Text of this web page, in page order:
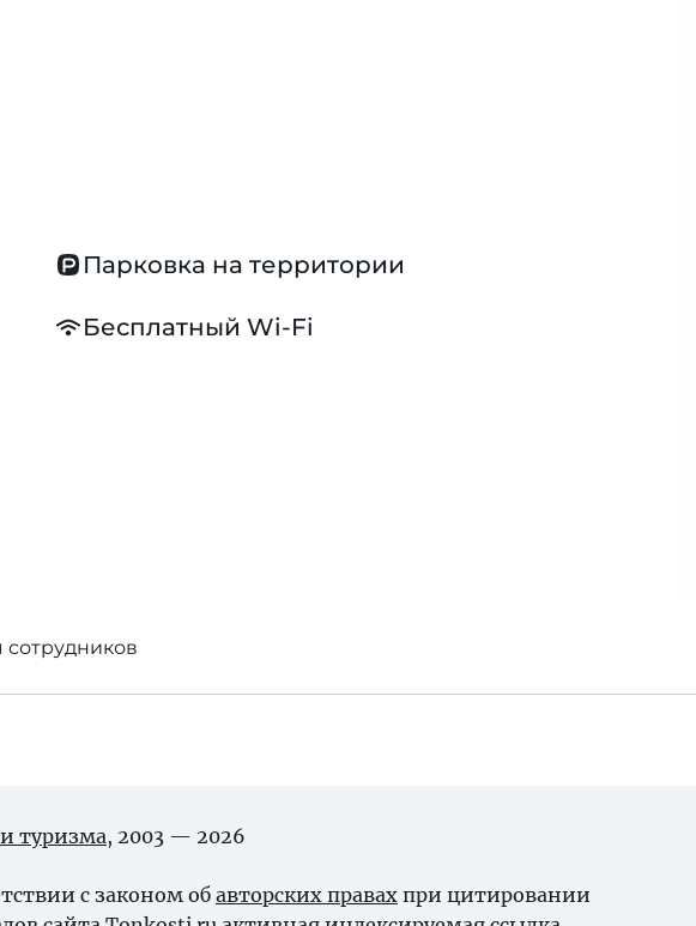
Парковка на территории
Бесплатный Wi-Fi
сотрудников
туризма, 2003 — 2026
с законом об авторских правах при цитировании